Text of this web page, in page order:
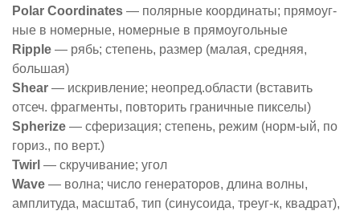
Polar Coordinates — полярные координаты; прямоуг-
ные в номерные, номерные в прямоугольные
Ripple — рябь; степень, размер (малая, средняя,
большая)
Shear — искривление; неопред.области (вставить
отсеч. фрагменты, повторить граничные пикселы)
Spherize — сферизация; степень, режим (норм-ый, по
гориз., по верт.)
Twirl — скручивание; угол
Wave — волна; число генераторов, длина волны,
амплитуда, масштаб, тип (синусоида, треуг-к, квадрат),